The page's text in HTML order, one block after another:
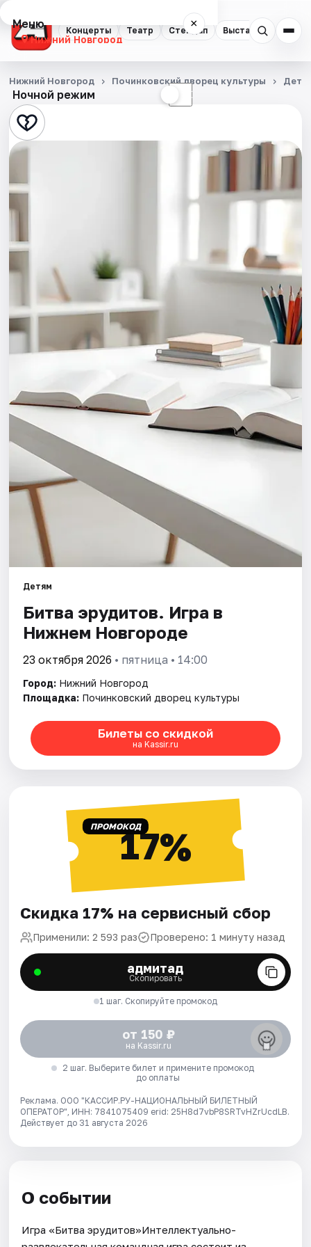
Концерты Театр Стендап Выставки
Меню ×
Нижний Новгород
Концерты
Театр
Стендап
Спорт
События
Города
Артисты
Рейтинги
Ночной режим ☾
Нижний Новгород Починковский дворец культуры
Детям
Битва эрудитов. Игра в
Нижнем Новгороде
23 октября 2026 • пятница • 14:00
Город: Нижний Новгород
Площадка: Починковский дворец культуры
Билеты со скидкой
на Kassir.ru
ПРОМОКОД17%
Скидка 17% на сервисный сбор
Применили: 2 593 раз Проверено: 1 минуту назад
адмитад
Скопировать
1 шаг. Скопируйте промокод
от 150 ₽
на Kassir.ru
2 шаг. Выберите билет и примените промокод
до оплаты
Реклама. ООО "КАССИР.РУ-НАЦИОНАЛЬНЫЙ БИЛЕТНЫЙ
ОПЕРАТОР", ИНН: 7841075409 erid: 25H8d7vbP8SRTvHZrUcdLB.
Действует до 31 августа 2026
О событии
Игра «Битва эрудитов»Интеллектуально-